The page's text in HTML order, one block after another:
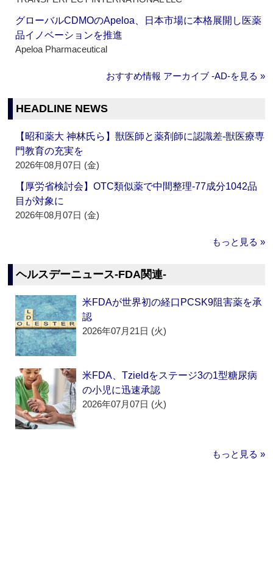
グローバルCDMOのApeloa、日本市場に本格展開し医薬
品イノベーションを推進
Apeloa Pharmaceutical
おすすめ情報 アーカイブ ‐AD‐を見る »
HEADLINE NEWS
【昭和薬大 神林氏ら】獣医師と薬剤師に認識差‐獣医療専
門教育の充実を
2026年08月07日 (金)
【厚労省検討会】OTC類似薬で中間整理‐77成分1042品
目が対象に
2026年08月07日 (金)
もっと見る »
ヘルスデーニュース‐FDA関連‐
米FDAが世界初の経口PCSK9阻害薬を承
認
2026年07月21日 (火)
米FDA、Tzieldをステージ3の1型糖尿病
の小児に迅速承認
2026年07月07日 (火)
もっと見る »